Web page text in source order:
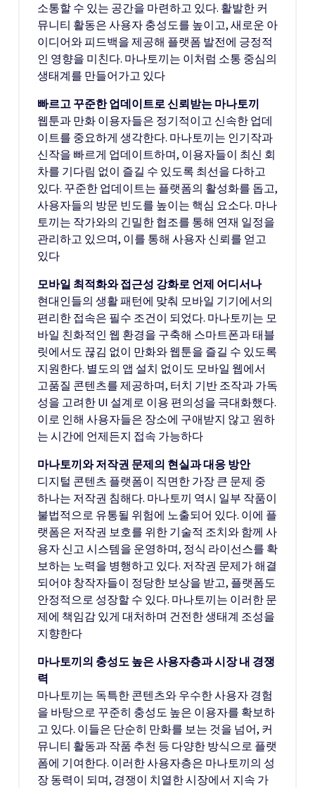
소통할 수 있는 공간을 마련하고 있다. 활발한 커
뮤니티 활동은 사용자 충성도를 높이고, 새로운 아
이디어와 피드백을 제공해 플랫폼 발전에 긍정적
인 영향을 미친다. 마나토끼는 이처럼 소통 중심의
생태계를 만들어가고 있다
빠르고 꾸준한 업데이트로 신뢰받는 마나토끼
웹툰과 만화 이용자들은 정기적이고 신속한 업데
이트를 중요하게 생각한다. 마나토끼는 인기작과
신작을 빠르게 업데이트하며, 이용자들이 최신 회
차를 기다림 없이 즐길 수 있도록 최선을 다하고
있다. 꾸준한 업데이트는 플랫폼의 활성화를 돕고,
사용자들의 방문 빈도를 높이는 핵심 요소다. 마나
토끼는 작가와의 긴밀한 협조를 통해 연재 일정을
관리하고 있으며, 이를 통해 사용자 신뢰를 얻고
있다
모바일 최적화와 접근성 강화로 언제 어디서나
현대인들의 생활 패턴에 맞춰 모바일 기기에서의
편리한 접속은 필수 조건이 되었다. 마나토끼는 모
바일 친화적인 웹 환경을 구축해 스마트폰과 태블
릿에서도 끊김 없이 만화와 웹툰을 즐길 수 있도록
지원한다. 별도의 앱 설치 없이도 모바일 웹에서
고품질 콘텐츠를 제공하며, 터치 기반 조작과 가독
성을 고려한 UI 설계로 이용 편의성을 극대화했다.
이로 인해 사용자들은 장소에 구애받지 않고 원하
는 시간에 언제든지 접속 가능하다
마나토끼와 저작권 문제의 현실과 대응 방안
디지털 콘텐츠 플랫폼이 직면한 가장 큰 문제 중
하나는 저작권 침해다. 마나토끼 역시 일부 작품이
불법적으로 유통될 위험에 노출되어 있다. 이에 플
랫폼은 저작권 보호를 위한 기술적 조치와 함께 사
용자 신고 시스템을 운영하며, 정식 라이선스를 확
보하는 노력을 병행하고 있다. 저작권 문제가 해결
되어야 창작자들이 정당한 보상을 받고, 플랫폼도
안정적으로 성장할 수 있다. 마나토끼는 이러한 문
제에 책임감 있게 대처하며 건전한 생태계 조성을
지향한다
마나토끼의 충성도 높은 사용자층과 시장 내 경쟁
력
마나토끼는 독특한 콘텐츠와 우수한 사용자 경험
을 바탕으로 꾸준히 충성도 높은 이용자를 확보하
고 있다. 이들은 단순히 만화를 보는 것을 넘어, 커
뮤니티 활동과 작품 추천 등 다양한 방식으로 플랫
폼에 기여한다. 이러한 사용자층은 마나토끼의 성
장 동력이 되며, 경쟁이 치열한 시장에서 지속 가